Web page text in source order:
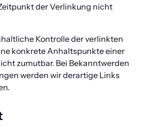
der Verlinkung nicht
Kontrolle der verlinkten
konkrete Anhaltspunkte einer
zumutbar. Bei Bekanntwerden
werden wir derartige Links